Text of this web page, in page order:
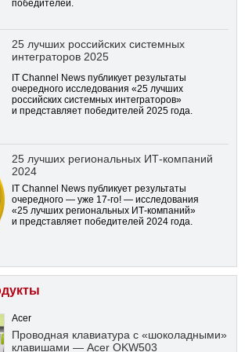
победителей.
25 лучших российских системных
интеграторов 2025
IT Channel News публикует результаты
очередного исследования «25 лучших
российских системных интеграторов»
и представляет победителей 2025 года.
25 лучших региональных ИТ-компаний
2024
IT Channel News публикует результаты
очередного — уже 17-го! — исследования
«25 лучших региональных ИТ-компаний»
и представляет победителей 2024 года.
Acer
Проводная клавиатура с «шоколадными»
клавишами — Acer OKW503